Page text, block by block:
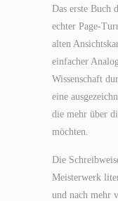
Das erste Buch
echter Page-
alten
einfacher
Wissenschaft
eine
die mehr über
möchten.
Die
Meisterwerk
und nach mehr